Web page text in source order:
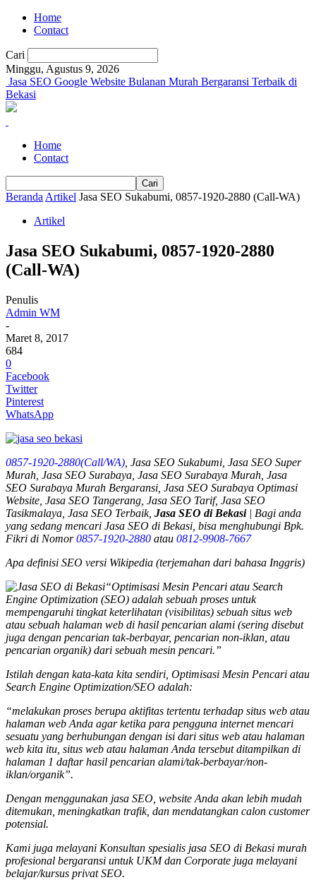
Home
Contact
Cari
Minggu, Agustus 9, 2026
Jasa SEO Google Website Bulanan Murah Bergaransi Terbaik di
Bekasi
Home
Contact
Beranda Artikel Jasa SEO Sukabumi, 0857-1920-2880 (Call-WA)
Artikel
Jasa SEO Sukabumi, 0857-1920-2880
(Call-WA)
Penulis
Admin WM
-
Maret 8, 2017
684
0
Facebook
Twitter
Pinterest
WhatsApp
0857-1920-2880(Call/WA) , Jasa SEO Sukabumi, Jasa SEO Super
Murah, Jasa SEO Surabaya, Jasa SEO Surabaya Murah, Jasa
SEO Surabaya Murah Bergaransi, Jasa SEO Surabaya Optimasi
Website, Jasa SEO Tangerang, Jasa SEO Tarif, Jasa SEO
Tasikmalaya, Jasa SEO Terbaik, Jasa SEO di Bekasi| Bagi anda
yang sedang mencari Jasa SEO di Bekasi , bisa menghubungi Bpk.
Fikri di Nomor0857-1920-2880 atau 0812-9908-7667
Apa definisi SEO versi Wikipedia (terjemahan dari bahasa Inggris)
“Optimisasi Mesin Pencari atau Search
Engine Optimization (SEO) adalah sebuah proses untuk
mempengaruhi tingkat keterlihatan (visibilitas) sebuah situs web
atau sebuah halaman web di hasil pencarian alami (sering disebut
juga dengan pencarian tak-berbayar, pencarian non-iklan, atau
pencarian organik) dari sebuah mesin pencari.”
Istilah dengan kata-kata kita sendiri, Optimisasi Mesin Pencari atau
Search Engine Optimization/SEO adalah:
“melakukan proses berupa aktifitas tertentu terhadap situs web atau
halaman web Anda agar ketika para pengguna internet mencari
sesuatu yang berhubungan dengan isi dari situs web atau halaman
web kita itu, situs web atau halaman Anda tersebut ditampilkan di
halaman 1 daftar hasil pencarian alami/tak-berbayar/non-
iklan/organik”.
Dengan menggunakan jasa SEO, website Anda akan lebih mudah
ditemukan, meningkatkan trafik, dan mendatangkan calon customer
potensial.
Kami juga melayani Konsultan spesialis jasa SEO di Bekasi murah
profesional bergaransi untuk UKM dan Corporate juga melayani
belajar/kursus privat SEO.